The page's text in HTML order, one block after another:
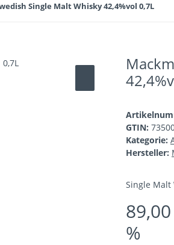
Single Malt Whisky 42,4%vol 0,7L
GTIN:
Kategorie:
Hersteller:
Single Malt
%